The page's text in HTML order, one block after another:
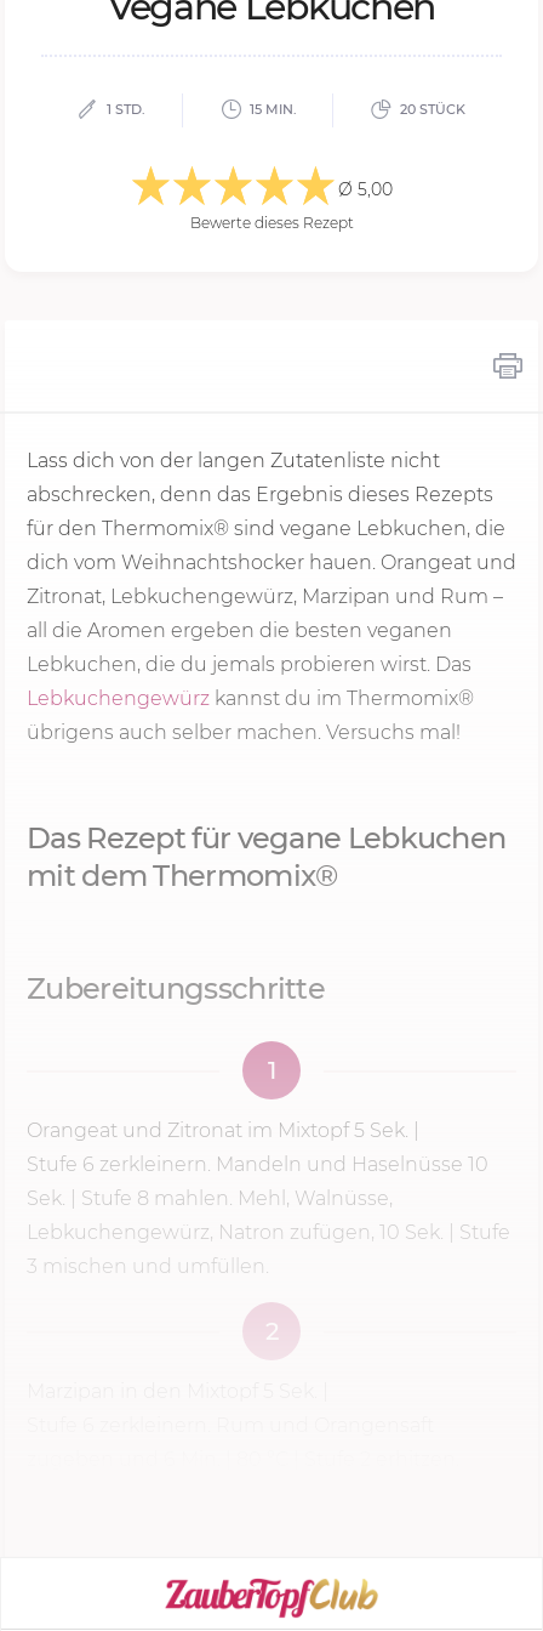
1 STD. 15 MIN. 20 STÜCK
Ø 5,00
Bewerte dieses Rezept
Lass dich von der langen Zutatenliste nicht
abschrecken, denn das Ergebnis dieses Rezepts
für den Thermomix® sind vegane Lebkuchen, die
dich vom Weihnachtshocker hauen. Orangeat und
Zitronat, Lebkuchengewürz, Marzipan und Rum –
all die Aromen ergeben die besten veganen
Lebkuchen, die du jemals probieren wirst. Das
Lebkuchengewürz kannst du im Thermomix®
übrigens auch selber machen. Versuchs mal!
Das Rezept für vegane Lebkuchen
mit dem Thermomix®
Zubereitungsschritte
1
Orangeat und Zitronat im Mixtopf5 Sek.
Stufe 6 zerkleinern. Mandeln und Haselnüsse 10
Sek. | Stufe 8 mahlen. Mehl, Walnüsse,
Lebkuchengewürz, Natron zufügen, 10 Sek. | Stufe
3 mischen und umfüllen.
2
KOCHMODUS STARTEN